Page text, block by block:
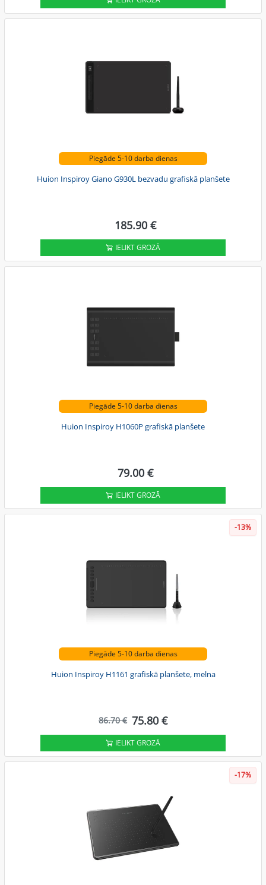
Piegāde 5-10 darba dienas
Huion Inspiroy Giano G930L bezvadu grafiskā planšete
185.90 €
IELIKT GROZĀ
Piegāde 5-10 darba dienas
Huion Inspiroy H1060P grafiskā planšete
79.00 €
IELIKT GROZĀ
-13%
Piegāde 5-10 darba dienas
Huion Inspiroy H1161 grafiskā planšete, melna
86.70 € 75.80 €
IELIKT GROZĀ
-17%